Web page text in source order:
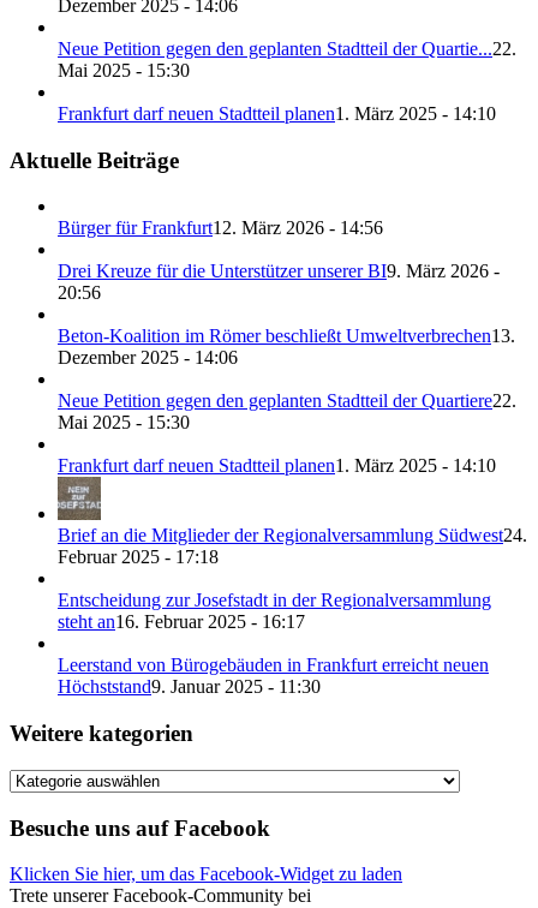
Dezember 2025 - 14:06
Neue Petition gegen den geplanten Stadtteil der Quartie...22.
Mai 2025 - 15:30
Frankfurt darf neuen Stadtteil planen1. März 2025 - 14:10
Aktuelle Beiträge
Bürger für Frankfurt12. März 2026 - 14:56
Drei Kreuze für die Unterstützer unserer BI9. März 2026 -
20:56
Beton-Koalition im Römer beschließt Umweltverbrechen13.
Dezember 2025 - 14:06
Neue Petition gegen den geplanten Stadtteil der Quartiere22.
Mai 2025 - 15:30
Frankfurt darf neuen Stadtteil planen1. März 2025 - 14:10
Brief an die Mitglieder der Regionalversammlung Südwest24.
Februar 2025 - 17:18
Entscheidung zur Josefstadt in der Regionalversammlung
steht an16. Februar 2025 - 16:17
Leerstand von Bürogebäuden in Frankfurt erreicht neuen
Höchststand9. Januar 2025 - 11:30
Weitere kategorien
Weitere
Besuche uns auf Facebook
Klicken Sie hier, um das Facebook-Widget zu laden
Trete unserer Facebook-Community bei